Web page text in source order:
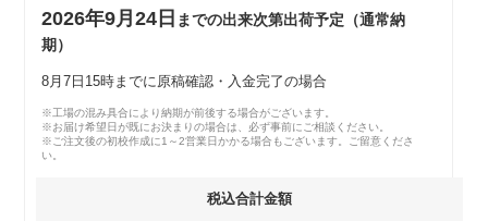
2026年9月24日 までの出来次第出荷予定（通常納
期）
8月7日15時までに原稿確認・入金完了の場合
※工場の混み具合により納期が前後する場合がございます。
※お届け希望日が既にお決まりの場合は、必ず事前にご相談ください。
※ご注文後の初校作成に1～2営業日かかる場合もございます。ご留意くださ
い。
税込合計金額